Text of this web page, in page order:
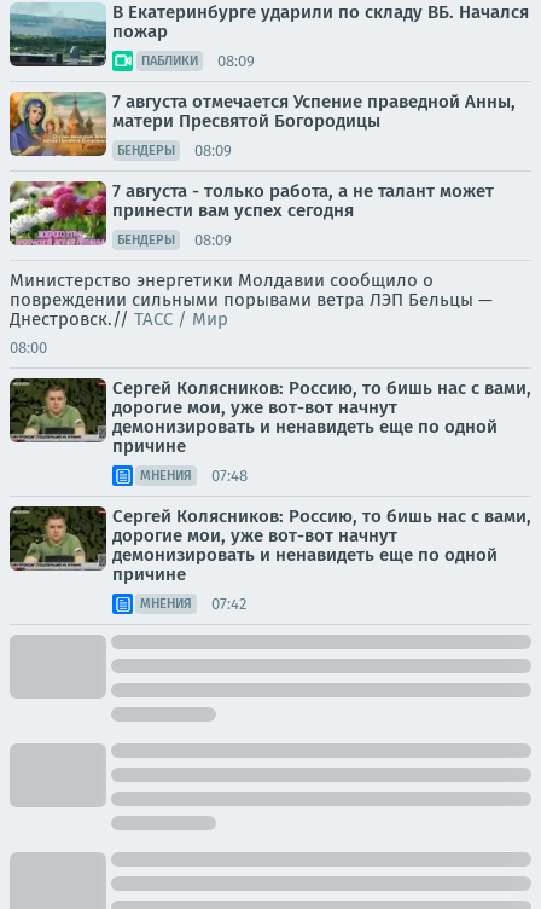
В Екатеринбурге ударили по складу ВБ. Начался
пожар
ПАБЛИКИ 08:09
7 августа отмечается Успение праведной Анны,
матери Пресвятой Богородицы
БЕНДЕРЫ 08:09
7 августа - только работа, а не талант может
принести вам успех сегодня
БЕНДЕРЫ 08:09
Министерство энергетики Молдавии сообщило о
повреждении сильными порывами ветра ЛЭП Бельцы —
Днестровск.// ТАСС / Мир
08:00
Сергей Колясников: Россию, то бишь нас с вами,
дорогие мои, уже вот-вот начнут
демонизировать и ненавидеть еще по одной
причине
МНЕНИЯ 07:48
Сергей Колясников: Россию, то бишь нас с вами,
дорогие мои, уже вот-вот начнут
демонизировать и ненавидеть еще по одной
причине
МНЕНИЯ 07:42